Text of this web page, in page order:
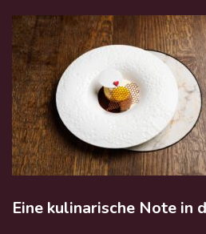
Eine kulinarische Note in